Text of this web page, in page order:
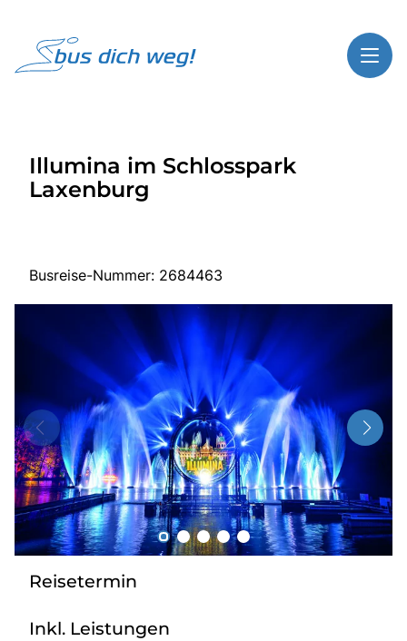
Highlights
Service
Busreisen
Bus mieten
Gutscheinshop
Über bus dich weg!
Radio!
Sie befinden sich in:
Heimatland ändern:
Illumina im Schlosspark
Laxenburg
Busreise-Nummer: 2684463
Reisetermin
Inkl. Leistungen